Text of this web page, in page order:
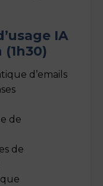
IA
d’emails
de
de